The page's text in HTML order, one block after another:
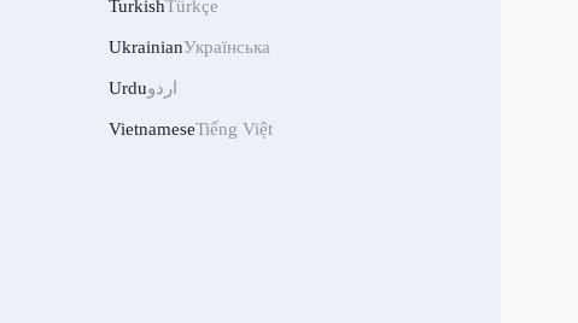
TurkishTürkçe
UkrainianУкраїнська
Urduاردو
VietnameseTiếng Việt